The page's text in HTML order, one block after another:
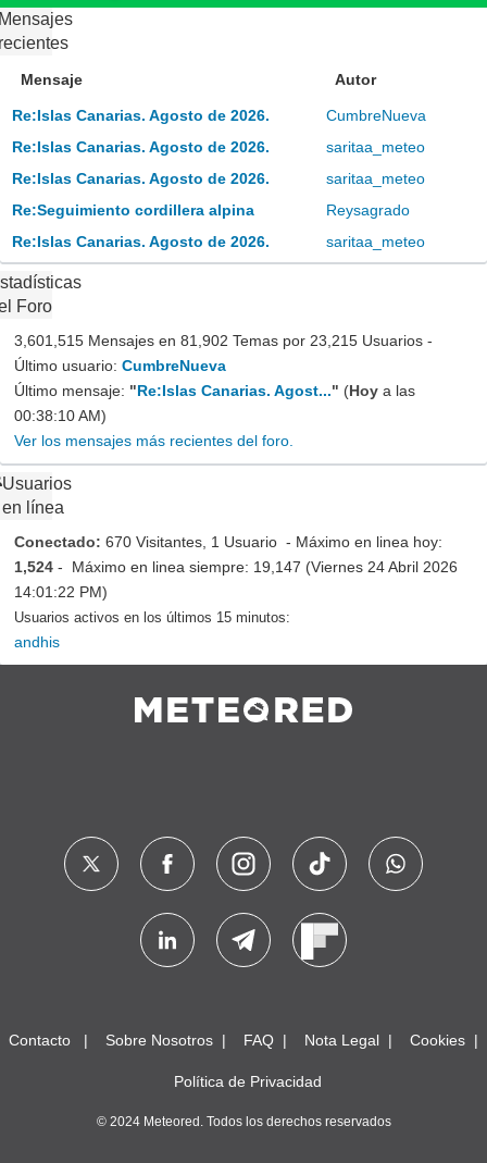
Mensaje Autor
Re:Islas Canarias. Agosto de 2026.
CumbreNueva
Re:Islas Canarias. Agosto de 2026.
saritaa_meteo
Re:Islas Canarias. Agosto de 2026.
saritaa_meteo
Re:Seguimiento cordillera alpina
Reysagrado
Re:Islas Canarias. Agosto de 2026.
saritaa_meteo
Foro
3,601,515 Mensajes en 81,902 Temas por 23,215 Usuarios -
Último usuario: CumbreNueva
Último mensaje: "Re:Islas Canarias. Agost..." (Hoy a las
00:38:10 AM)
Ver los mensajes más recientes del foro.
Usuarios
en línea
Conectado: 670 Visitantes, 1 Usuario - Máximo en linea hoy:
1,524 - Máximo en linea siempre: 19,147 (Viernes 24 Abril 2026
14:01:22 PM)
Usuarios activos en los últimos 15 minutos:
andhis
Contacto Sobre Nosotros FAQ Nota Legal Cookies
Política de Privacidad
© 2024 Meteored. Todos los derechos reservados